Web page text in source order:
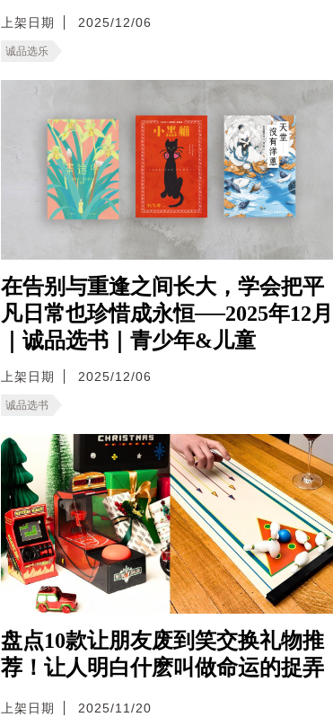
上架日期 2025/12/06
诚品选乐
在告别与重逢之间长大，学会把平
凡日常也珍惜成永恒──2025年12月
｜诚品选书｜青少年&儿童
上架日期 2025/12/06
诚品选书
盘点10款让朋友废到笑交换礼物推
荐！让人明白什麽叫做命运的捉弄
上架日期 2025/11/20